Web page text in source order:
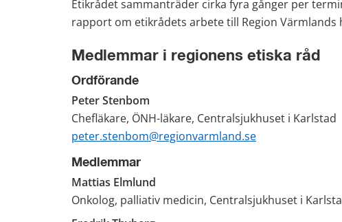
Etikrådet sammanträder cirka fyra gånger per
rapport om etikrådets arbete till Region Värmlands
Medlemmar i regionens etiska råd
Ordförande
Peter Stenbom
Chefläkare, ÖNH-läkare, Centralsjukhuset i Karlstad
peter.stenbom@regionvarmland.se
Medlemmar
Mattias Elmlund
Onkolog, palliativ medicin, Centralsjukhuset i